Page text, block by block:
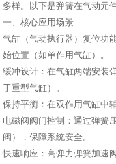
多样。以下是弹簧在气动元
一、核心应用场景
气缸（气动执行器）复位功
始位置（如单作用气缸）。
缓冲设计：在气缸两端安装
于重型气缸）。
保持平衡：在双作用气缸中
电磁阀阀门控制：通过弹簧
阀），保障系统安全。
快速响应：高弹力弹簧加速